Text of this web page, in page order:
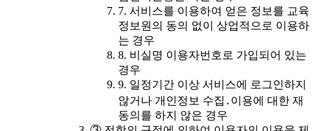
7. 서비스를 이용하여 얻은 정보를 교육
정보원의 동의 없이 상업적으로 이용하
는 경우
8. 비실명 이용자번호로 가입되어 있는
경우
9. 일정기간 이상 서비스에 로그인하지
않거나 개인정보 수집․이용에 대한 재
동의를 하지 않은 경우